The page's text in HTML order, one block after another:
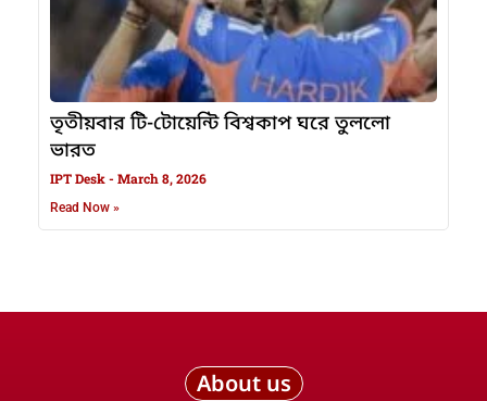
তৃতীয়বার টি-টোয়েন্টি বিশ্বকাপ ঘরে তুললো
ভারত
IPT Desk March 8, 2026
Read Now »
About us